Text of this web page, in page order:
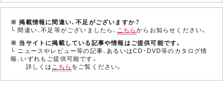
※ 掲載情報に間違い、不足がございますか？
└ 間違い、不足等がございましたら、 こちらからお知らせください。
※ 当サイトに掲載している記事や情報はご提供可能です。
└ ニュースやレビュー等の記事、あるいはCD・DVD等のカタログ情
報、いずれもご提供可能です。
詳しくはこちら をご覧ください。